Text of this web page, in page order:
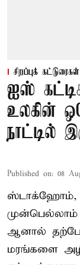
சிறப்புக் கட்டுரைகள்
ஐஸ்
உலகின்
நாட்டில்
Published on: 08
ஸ்டாக்ஹோம்,
முன்பெல்லாம்
ஆனால்
மரங்களை